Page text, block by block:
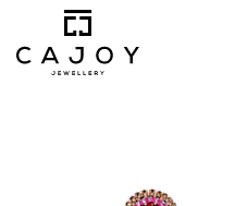
principal